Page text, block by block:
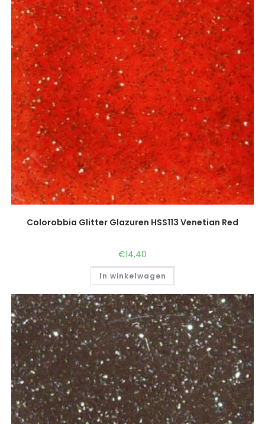
Colorobbia Glitter Glazuren HSS113 Venetian Red
€14,40
In winkelwagen